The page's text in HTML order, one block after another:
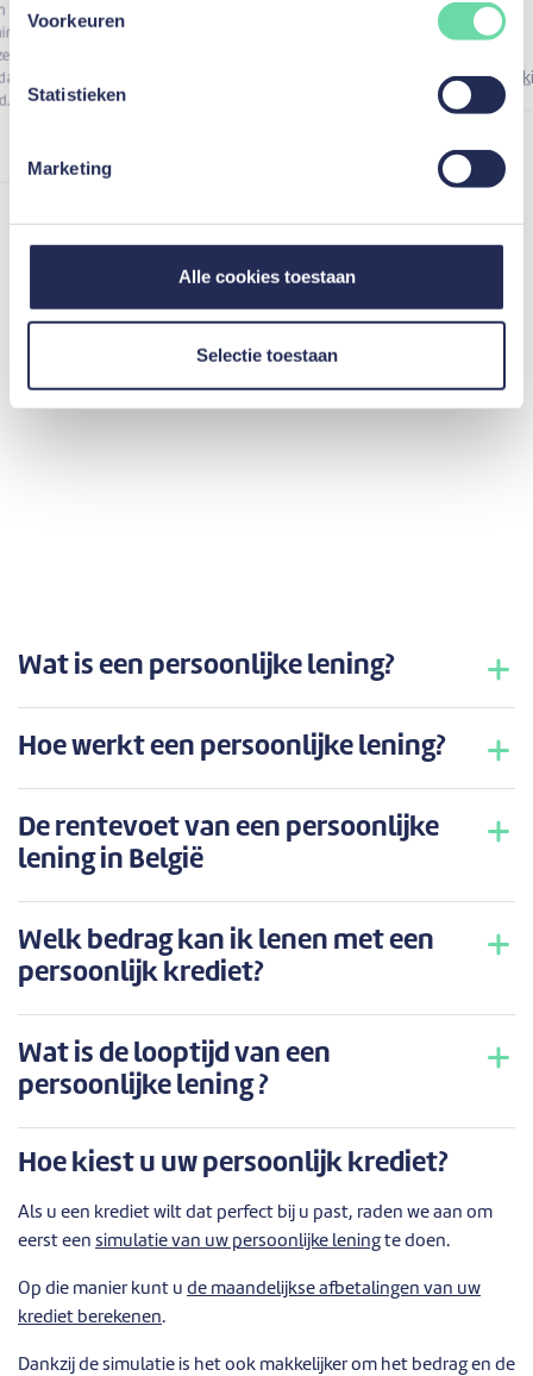
Voorkeuren
Statistieken
Marketing
Alle cookies toestaan
Selectie toestaan
Wat is een persoonlijke lening?
Hoe werkt een persoonlijke lening?
De rentevoet van een persoonlijke
lening in België
Welk bedrag kan ik lenen met een
persoonlijk krediet?
Wat is de looptijd van een
persoonlijke lening ?
Hoe kiest u uw persoonlijk krediet?
Als u een krediet wilt dat perfect bij u past, raden we aan om
eerst een simulatie van uw persoonlijke leningte doen.
Op die manier kunt u de maandelijkse afbetalingen van uw
krediet berekenen.
Dankzij de simulatie is het ook makkelijker om het bedrag en de